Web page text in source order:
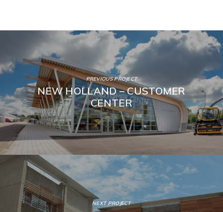
PREVIOUS PROJECT
NEW HOLLAND – CUSTOMER
CENTER
NEXT PROJECT